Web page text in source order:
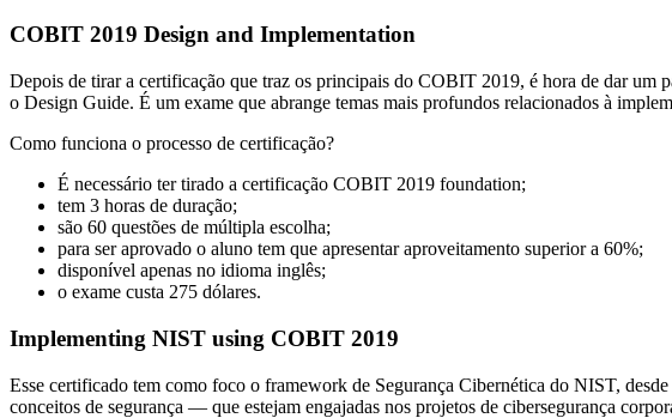
COBIT 2019 Design and Implementation
Depois de tirar a certificação que traz os principais do COBIT 2019, é hora de dar
o Design Guide. É um exame que abrange temas mais profundos relacionados à
Como funciona o processo de certificação?
É necessário ter tirado a certificação COBIT 2019 foundation;
tem 3 horas de duração;
são 60 questões de múltipla escolha;
para ser aprovado o aluno tem que apresentar aproveitamento superior a 60%;
disponível apenas no idioma inglês;
o exame custa 275 dólares.
Implementing NIST using COBIT 2019
Esse certificado tem como foco o framework de Segurança Cibernética do NIST,
conceitos de segurança — que estejam engajadas nos projetos de cibersegurança